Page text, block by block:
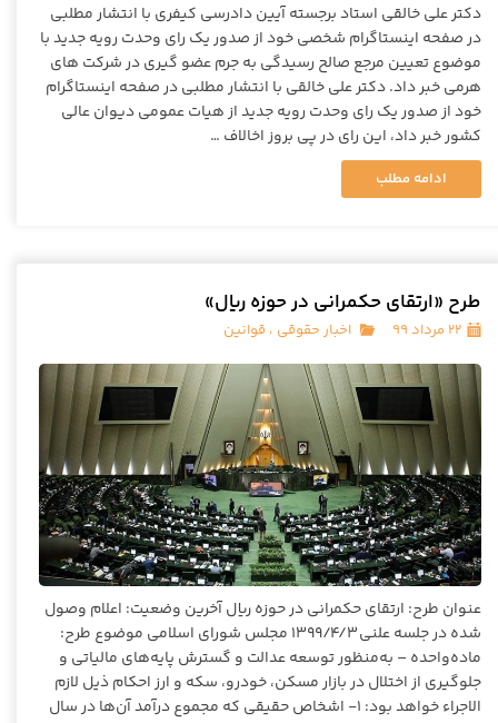
دکتر علی خالقی استاد برجسته آیین دادرسی کیفری با انتشار مطلبی
در صفحه اینستاگرام شخصی خود از صدور یک رای وحدت رویه جدید با
موضوع تعیین مرجع صالح رسیدگی به جرم عضو گیری در شرکت های
هرمی خبر داد. دکتر علی خالقی با انتشار مطلبی در صفحه اینستاگرام
خود از صدور یک رای وحدت رویه جدید از هیات عمومی دیوان عالی
کشور خبر داد، این رای در پی بروز اخالاف …
ادامه مطلب
طرح «ارتقای حکمرانی در حوزه ریال»
۲۲ مرداد ۹۹ اخبار حقوقی ، قوانین
عنوان طرح: ارتقای حکمرانی در حوزه ریال آخرین وضعیت: اعلام وصول
شده در جلسه علنی ۱۳۹۹/۴/۳ مجلس شورای اسلامی موضوع طرح:
ماده‌واحده – به‌منظور توسعه عدالت و گسترش پایه‌های مالیاتی و
جلوگیری از اختلال در بازار مسکن، خودرو، سکه و ارز احکام ذیل لازم
الاجراء خواهد بود: ۱- اشخاص حقیقی که مجموع درآمد آن‌ها در سال